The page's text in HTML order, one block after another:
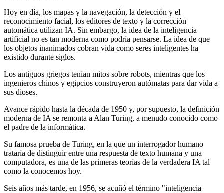
Hoy en día, los mapas y la navegación, la detección y el
reconocimiento facial, los editores de texto y la corrección
automática utilizan IA. Sin embargo, la idea de la inteligencia
artificial no es tan moderna como podría pensarse. La idea de que
los objetos inanimados cobran vida como seres inteligentes ha
existido durante siglos.
Los antiguos griegos tenían mitos sobre robots, mientras que los
ingenieros chinos y egipcios construyeron autómatas para dar vida a
sus dioses.
Avance rápido hasta la década de 1950 y, por supuesto, la definición
moderna de IA se remonta a Alan Turing, a menudo conocido como
el padre de la informática.
Su famosa prueba de Turing, en la que un interrogador humano
trataría de distinguir entre una respuesta de texto humana y una
computadora, es una de las primeras teorías de la verdadera IA tal
como la conocemos hoy.
Seis años más tarde, en 1956, se acuñó el término "inteligencia